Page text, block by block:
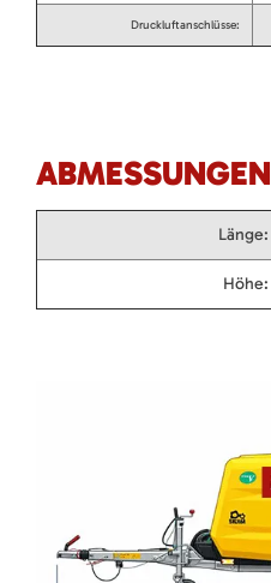
Druckluftanschlüsse:
ABMESSUNGEN
Länge:
Höhe: